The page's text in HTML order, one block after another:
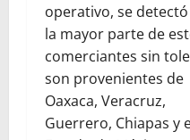
operativo, se
la mayor parte de
comerciantes sin
son provenientes de
Oaxaca, Veracruz,
Guerrero, Chiapas y